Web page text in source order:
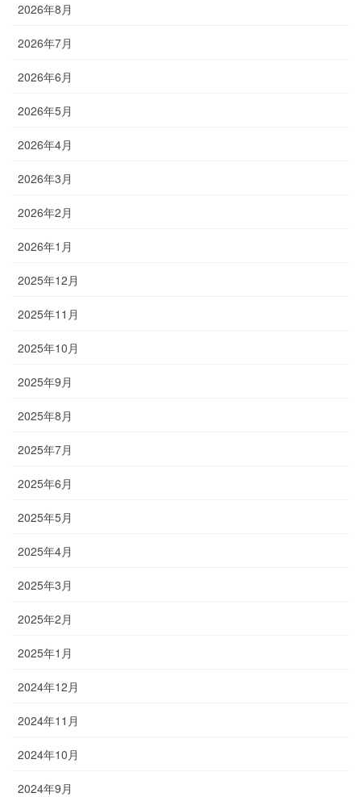
2026年8月
2026年7月
2026年6月
2026年5月
2026年4月
2026年3月
2026年2月
2026年1月
2025年12月
2025年11月
2025年10月
2025年9月
2025年8月
2025年7月
2025年6月
2025年5月
2025年4月
2025年3月
2025年2月
2025年1月
2024年12月
2024年11月
2024年10月
2024年9月